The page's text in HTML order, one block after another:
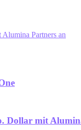
Partners an
Dollar mit